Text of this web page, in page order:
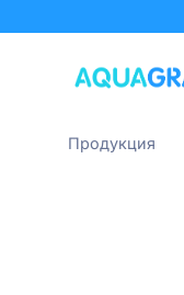
to
Продукция